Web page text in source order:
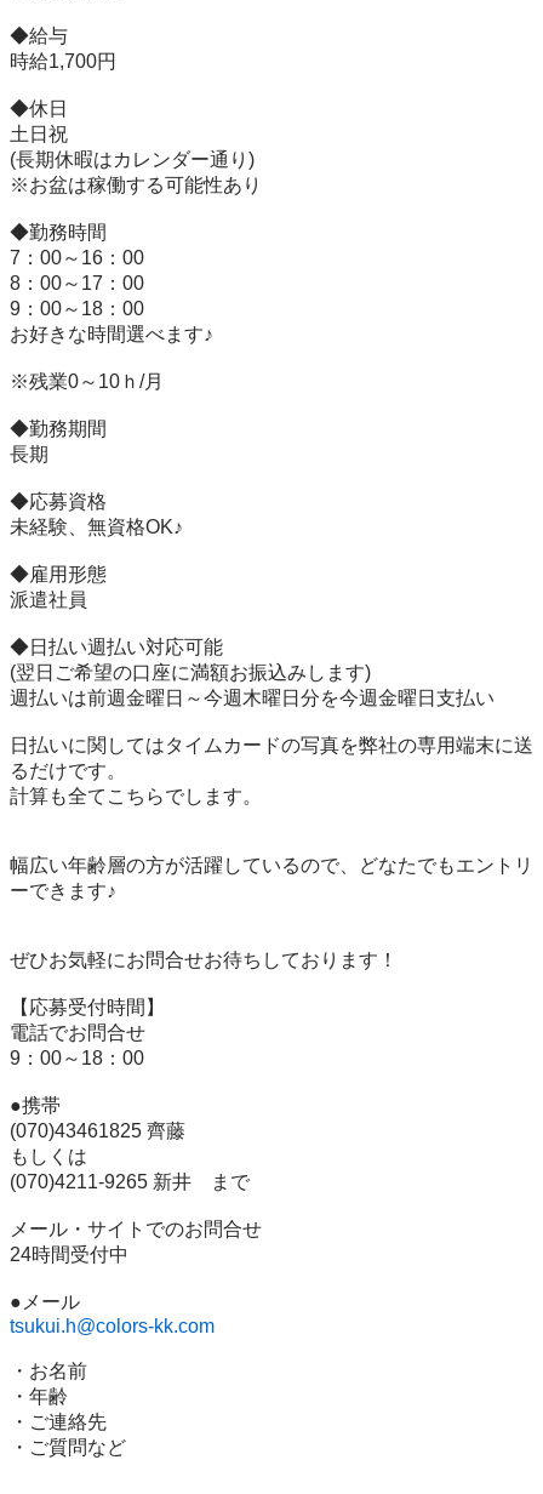
◆給与
時給1,700円
◆休日
土日祝
(長期休暇はカレンダー通り)
※お盆は稼働する可能性あり
◆勤務時間
7：00～16：00
8：00～17：00
9：00～18：00
お好きな時間選べます♪
※残業0～10ｈ/月
◆勤務期間
長期
◆応募資格
未経験、無資格OK♪
◆雇用形態
派遣社員
◆日払い週払い対応可能
(翌日ご希望の口座に満額お振込みします)
週払いは前週金曜日～今週木曜日分を今週金曜日支払い
日払いに関してはタイムカードの写真を弊社の専用端末に送
るだけです。
計算も全てこちらでします。
幅広い年齢層の方が活躍しているので、どなたでもエントリ
ーできます♪
ぜひお気軽にお問合せお待ちしております！
【応募受付時間】
電話でお問合せ
9：00～18：00
●携帯
(070)43461825 齊藤
もしくは
(070)4211-9265 新井　まで
メール・サイトでのお問合せ
24時間受付中
tsukui.h@colors-kk.com
・お名前
・年齢
・ご連絡先
・ご質問など